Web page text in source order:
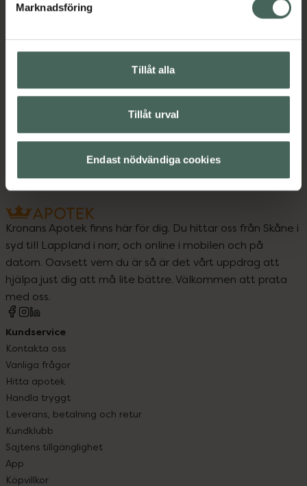
Marknadsföring
Tillåt alla
Tillåt urval
Endast nödvändiga cookies
Kontaktinfo tillverkare Visa
Upptäck flera produkter inom
Hudvård
Kroppsvård
Kronans Apotek finns här för dig. Du hittar oss från Skåne i
syd till Lappland i norr, och online i mobilen och på
datorn. Oavsett vem du är så är det vårt uppdrag att
hjälpa just dig att må lite bättre. Välkommen att prata
med oss.
Kundservice
Kontakta oss
Vanliga frågor
Hitta apotek
Handla tryggt
Leverans, betalning och retur
Kundklubb
Sajtens tillgänglighet
App
Köpvillkor